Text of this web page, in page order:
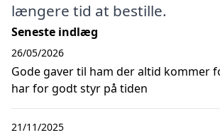
længere tid at bestille.
Seneste indlæg
Gode gaver til ham der altid kommer
har for godt styr på tiden
26/05/2026
21/11/2025